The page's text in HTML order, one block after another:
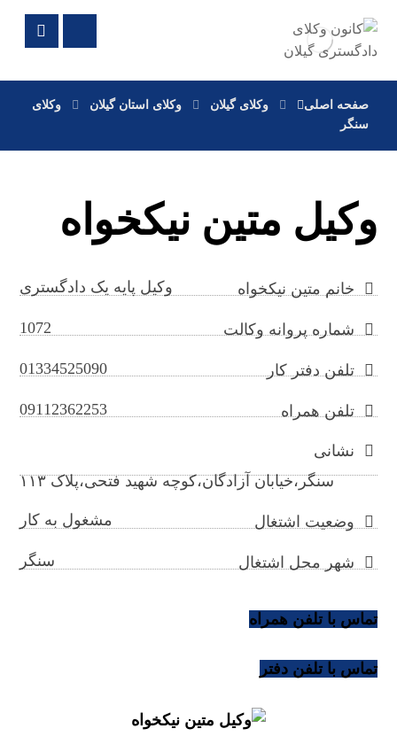
صفحه اصلی وکلای گیلان وکلای استان گیلان
وکلای
سنگر
وکیل متین نیکخواه
خانم متین نیکخواه وکیل پایه یک دادگستری
شماره پروانه وکالت 1072
تلفن دفتر کار 01334525090
تلفن همراه 09112362253
نشانی
سنگر،خیابان آزادگان،کوچه شهید فتحی،پلاک ۱۱۳
وضعیت اشتغال مشغول به کار
شهر محل اشتغال سنگر
تماس با تلفن همراه
تماس با تلفن دفتر